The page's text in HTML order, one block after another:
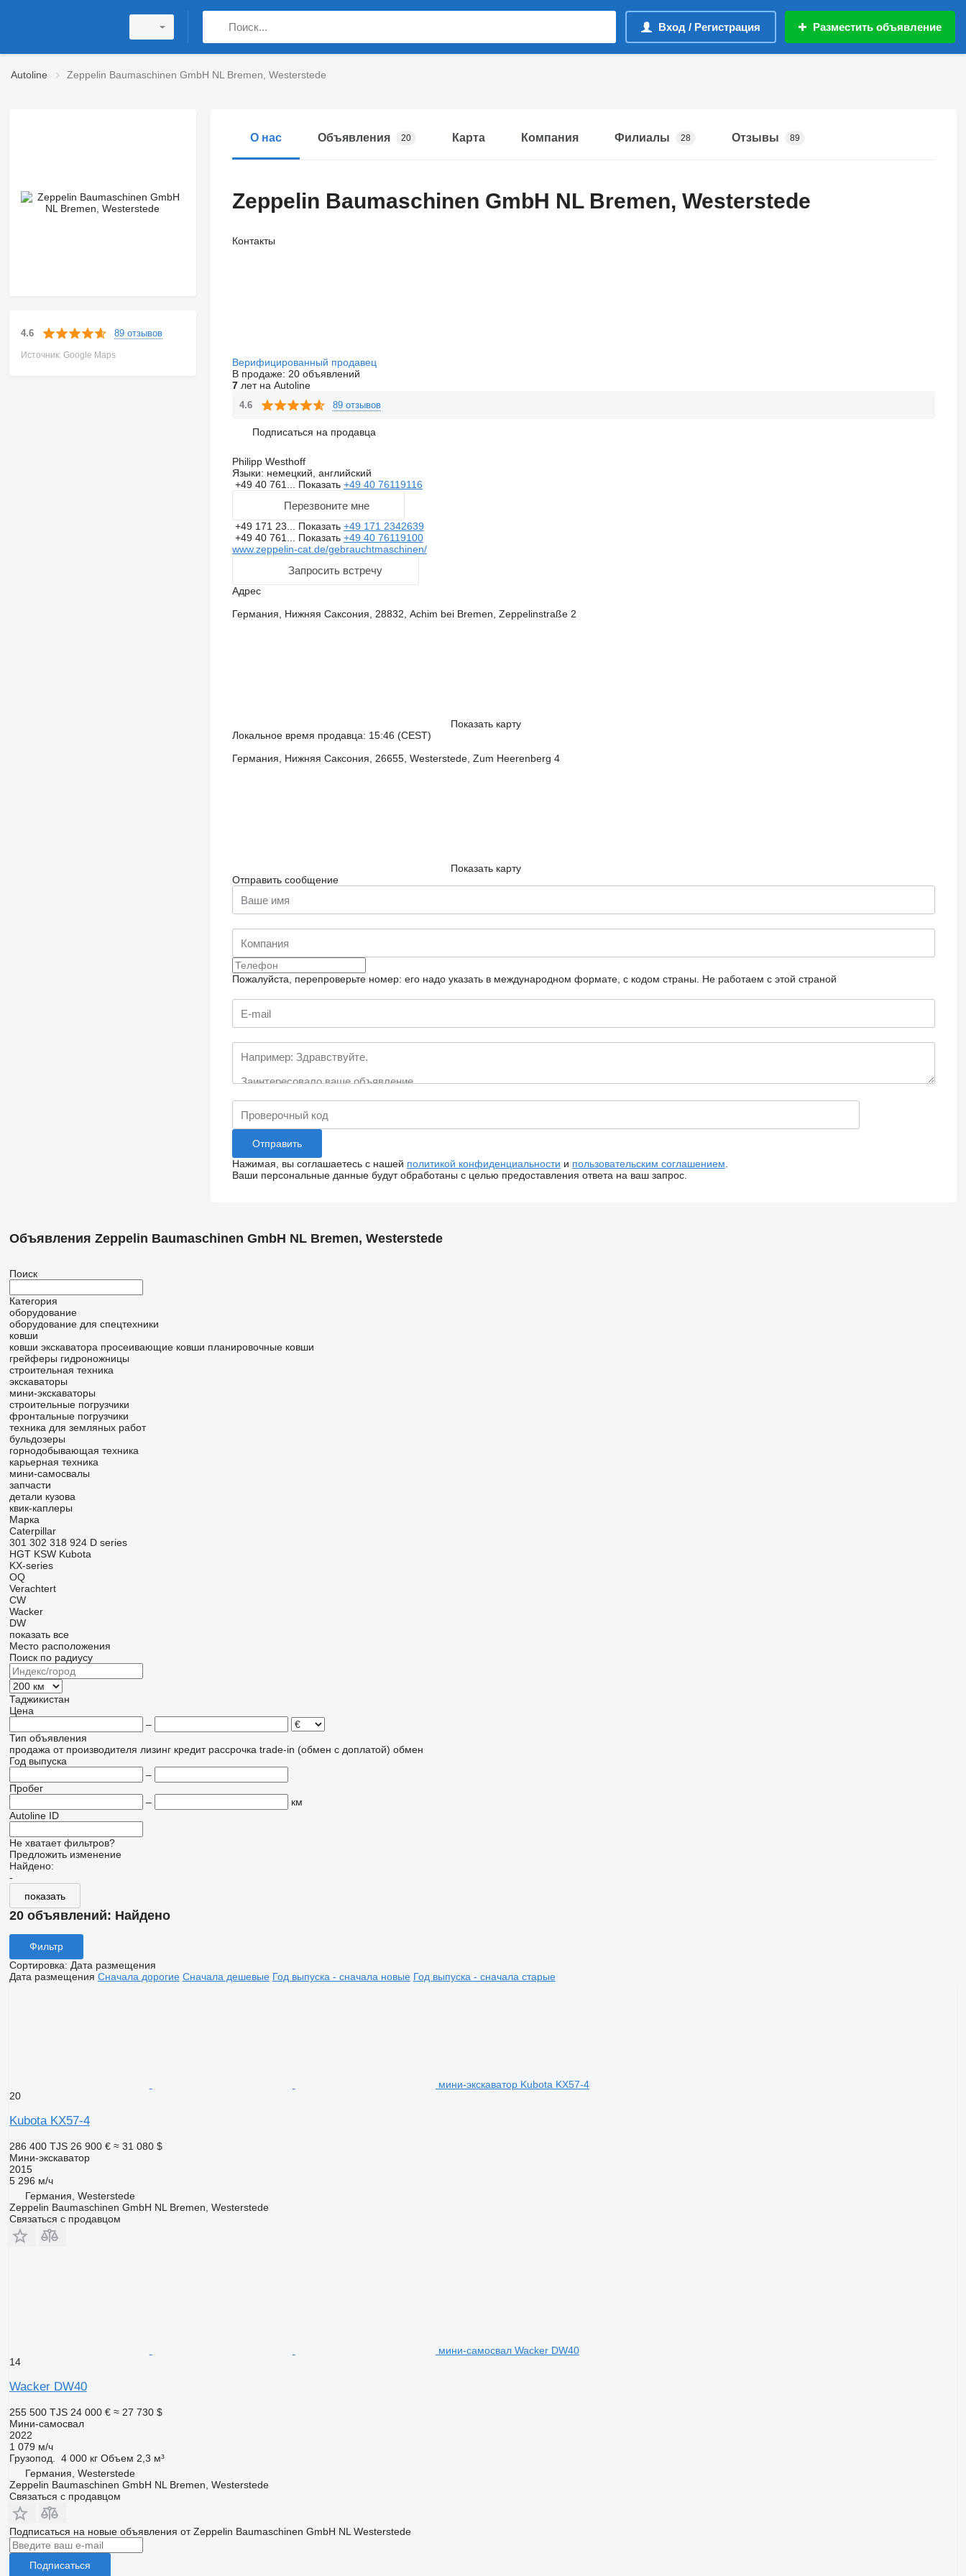
Вход / Регистрация Разместить объявление
Autoline Zeppelin Baumaschinen GmbH NL Bremen, Westerstede
4.6 89 отзывов
Источник: Google Maps
О нас Объявления 20 Карта Компания Филиалы 28 Отзывы 89
Zeppelin Baumaschinen GmbH NL Bremen, Westerstede
Контакты
Верифицированный продавец
В продаже: 20 объявлений
7лет на Autoline
4.6 89 отзывов
Подписаться на продавца
Philipp Westhoff
Языки: немецкий, английский
+49 40 761... Показать +49 40 76119116
Перезвоните мне
+49 171 23... Показать +49 171 2342639
+49 40 761... Показать +49 40 76119100
www.zeppelin-cat.de/gebrauchtmaschinen/
Запросить встречу
Адрес
Германия, Нижняя Саксония, 28832, Achim bei Bremen, Zeppelinstraße 2
Показать карту
Локальное время продавца: 15:46 (CEST)
Германия, Нижняя Саксония, 26655, Westerstede, Zum Heerenberg 4
Показать карту
Отправить сообщение
Пожалуйста, перепроверьте номер: его надо указать в международном формате, с кодом страны. Не работаем с этой страной
Нажимая, вы соглашаетесь с нашей политикой конфиденциальности и пользовательским соглашением
Ваши персональные данные будут обработаны с целью предоставления ответа на ваш запрос.
Объявления Zeppelin Baumaschinen GmbH NL Bremen, Westerstede
Поиск
Категория
оборудование
оборудование для спецтехники
ковши
ковши экскаватора просеивающие ковши планировочные ковши
грейферы гидроножницы
строительная техника
экскаваторы
мини-экскаваторы
строительные погрузчики
фронтальные погрузчики
техника для земляных работ
бульдозеры
горнодобывающая техника
карьерная техника
мини-самосвалы
запчасти
детали кузова
квик-каплеры
Марка
Caterpillar
301 302 318 924 D series
HGT KSW Kubota
KX-series
OQ
Verachtert
CW
Wacker
DW
показать все
Место расположения
Поиск по радиусу
Таджикистан
Цена
–
Тип объявления
продажа от производителя лизинг кредит рассрочка trade-in (обмен с доплатой) обмен
Год выпуска
–
Пробег
–
км
Autoline ID
Не хватает фильтров?
Предложить изменение
Найдено:
-
показать
20 объявлений: Найдено
Фильтр
Сортировка: Дата размещения
Дата размещения Сначала дорогие Сначала дешевые Год выпуска - сначала новые Год выпуска - сначала старые
мини-экскаватор Kubota KX57-4
20
Kubota KX57-4
286 400 TJS 26 900 € ≈ 31 080 $
Мини-экскаватор
2015
5 296 м/ч
Германия, Westerstede
Zeppelin Baumaschinen GmbH NL Bremen, Westerstede
Связаться с продавцом
мини-самосвал Wacker DW40
14
Wacker DW40
255 500 TJS 24 000 € ≈ 27 730 $
Мини-самосвал
2022
1 079 м/ч
Грузопод.
4 000 кг Объем 2,3 м³
Германия, Westerstede
Zeppelin Baumaschinen GmbH NL Bremen, Westerstede
Связаться с продавцом
Подписаться на новые объявления от Zeppelin Baumaschinen GmbH NL Westerstede
Подписаться